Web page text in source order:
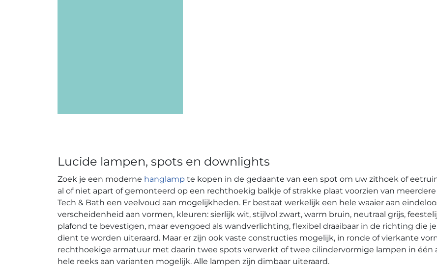
Lucide lampen, spots en downlights
Zoek je een moderne hanglamp te kopen in de gedaante van een spot om uw zithoek of
al of niet apart of gemonteerd op een rechthoekig balkje of strakke plaat voorzien van
Tech & Bath een veelvoud aan mogelijkheden. Er bestaat werkelijk een hele waaier aan
verscheidenheid aan vormen, kleuren: sierlijk wit, stijlvol zwart, warm bruin, neutraal grijs,
plafond te bevestigen, maar evengoed als wandverlichting, flexibel draaibaar in de richting die
dient te worden uiteraard. Maar er zijn ook vaste constructies mogelijk, in ronde of vierkante
rechthoekige armatuur met daarin twee spots verwerkt of twee cilindervormige lampen in één
hele reeks aan varianten mogelijk. Alle lampen zijn dimbaar uiteraard.